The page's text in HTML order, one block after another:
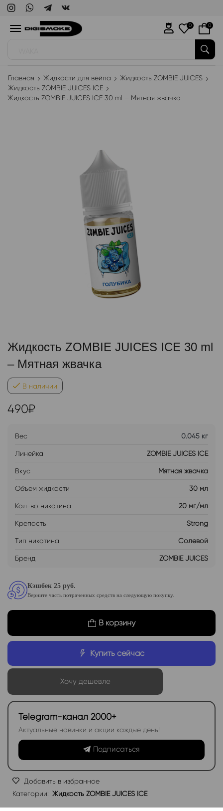
0 0
Главная Жидкости для вейпа
Жидкость ZOMBIE JUICES
Жидкость ZOMBIE JUICES ICE
Жидкость ZOMBIE JUICES ICE 30 ml – Мятная жвачка
Жидкость ZOMBIE JUICES ICE 30 ml
– Мятная жвачка
В наличии
490₽
Вес 0.045 кг
Линейка ZOMBIE JUICES ICE
Вкус Мятная жвачка
Объем жидкости 30 мл
Кол-во никотина 20 мг/мл
Крепость Strong
Тип никотина Солевой
Бренд ZOMBIE JUICES
Кэшбек 25 руб.
Верните часть потраченных средств на следующую покупку.
В корзину
Купить сейчас
Хочу дешевле
Telegram-канал 2000+
Актуальные новинки и акции каждые день!
Подписаться
Добавить в избранное
Категории: Жидкость ZOMBIE JUICES ICE